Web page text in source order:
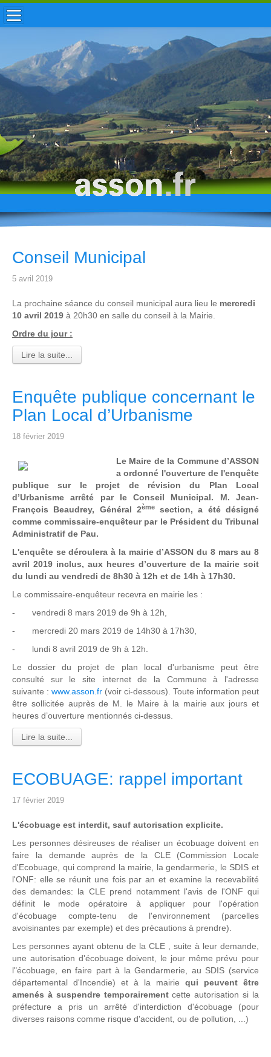
ACCUEIL / INFOS
MUNICIPALITÉ
VIE LOCALE
ENFANCE
TOURISME
HISTOIRE
Conseil Municipal
5 avril 2019
La prochaine séance du conseil municipal aura lieu le mercredi
10 avril 2019 à 20h30 en salle du conseil à la Mairie.
Ordre du jour :
Lire la suite...
Enquête publique concernant le
Plan Local d’Urbanisme
18 février 2019
Le Maire de la Commune d’ASSON
a ordonné l'ouverture de l'enquête
publique sur le projet de révision du Plan Local
d’Urbanisme arrêté par le Conseil Municipal. M. Jean-
François Beaudrey, Général 2èmesection, a été désigné
comme commissaire-enquêteur par le Président du Tribunal
Administratif de Pau.
L'enquête se déroulera à la mairie d’ASSON du 8 mars au 8
avril 2019 inclus, aux heures d’ouverture de la mairie soit
du lundi au vendredi de 8h30 à 12h et de 14h à 17h30.
Le commissaire-enquêteur recevra en mairie les :
- vendredi 8 mars 2019 de 9h à 12h,
- mercredi 20 mars 2019 de 14h30 à 17h30,
- lundi 8 avril 2019 de 9h à 12h.
Le dossier du projet de plan local d'urbanisme peut être
consulté sur le site internet de la Commune à l'adresse
suivante : www.asson.fr (voir ci-dessous). Toute information peut
être sollicitée auprès de M. le Maire à la mairie aux jours et
heures d’ouverture mentionnés ci-dessus.
Lire la suite...
ECOBUAGE: rappel important
17 février 2019
L'écobuage est interdit, sauf autorisation explicite.
Les personnes désireuses de réaliser un écobuage doivent en
faire la demande auprès de la CLE (Commission Locale
d'Ecobuage, qui comprend la mairie, la gendarmerie, le SDIS et
l'ONF: elle se réunit une fois par an et examine la recevabilité
des demandes: la CLE prend notamment l'avis de l'ONF qui
définit le mode opératoire à appliquer pour l'opération
d'écobuage compte-tenu de l'environnement (parcelles
avoisinantes par exemple) et des précautions à prendre).
Les personnes ayant obtenu de la CLE , suite à leur demande,
une autorisation d'écobuage doivent, le jour même prévu pour
l"écobuage, en faire part à la Gendarmerie, au SDIS (service
départemental d'Incendie) et à la mairie qui peuvent être
amenés à suspendre temporairementcette autorisation si la
préfecture a pris un arrêté d'interdiction d'écobuage (pour
diverses raisons comme risque d'accident, ou de pollution, ...)